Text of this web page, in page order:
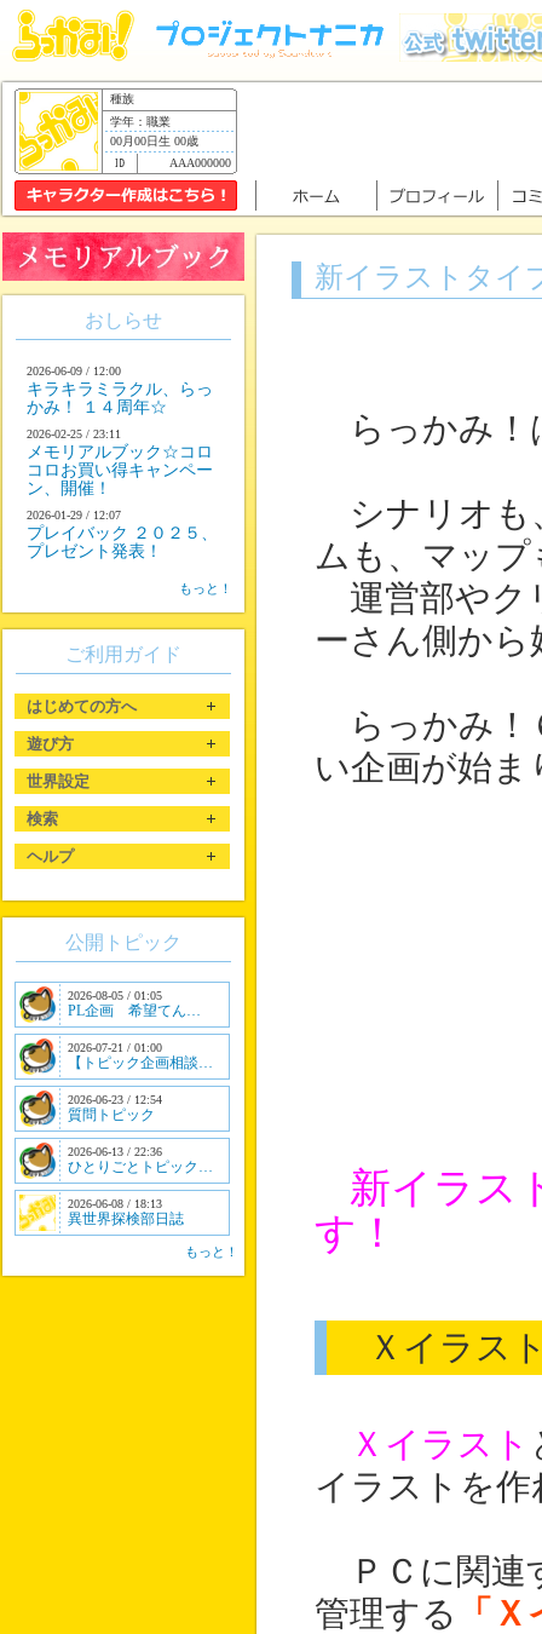
種族
学年：職業
00月00日生 00歳
AAA000000
新イラストタイ
らっかみ！
シナリオも
ムも、マップ
運営部やク
ーさん側か
らっかみ！
い企画が始ま
新イラス
す！
Ｘイラス
Ｘイラスト
イラストを
ＰＣに関連
管理する
「
おしらせ
2026-06-09 / 12:00
キラキラミラクル、らっ
かみ！ １４周年☆
2026-02-25 / 23:11
メモリアルブック☆コロ
コロお買い得キャンペー
ン、開催！
2026-01-29 / 12:07
プレイバック ２０２５、
プレゼント発表！
もっと！
ご利用ガイド
はじめての方へ
遊び方
世界設定
検索
ヘルプ
公開トピック
2026-08-05 / 01:05
PL企画 希望てん…
2026-07-21 / 01:00
【トピック企画相談…
2026-06-23 / 12:54
質問トピック
2026-06-13 / 22:36
ひとりごとトピック…
2026-06-08 / 18:13
異世界探検部日誌
もっと！